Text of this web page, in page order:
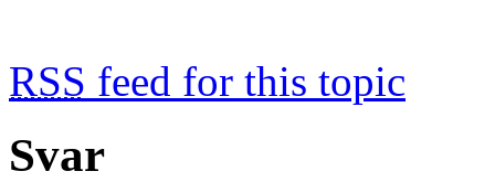
RSS feed for this topic
Svar